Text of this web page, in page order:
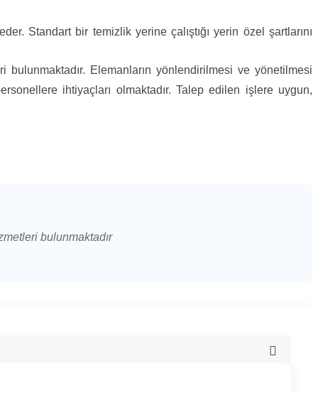
Standart bir temizlik yerine çalıştığı yerin özel şartlarını
Elemanların yönlendirilmesi ve yönetilmesi
ihtiyaçları olmaktadır. Talep edilen işlere uygun,
bulunmaktadır